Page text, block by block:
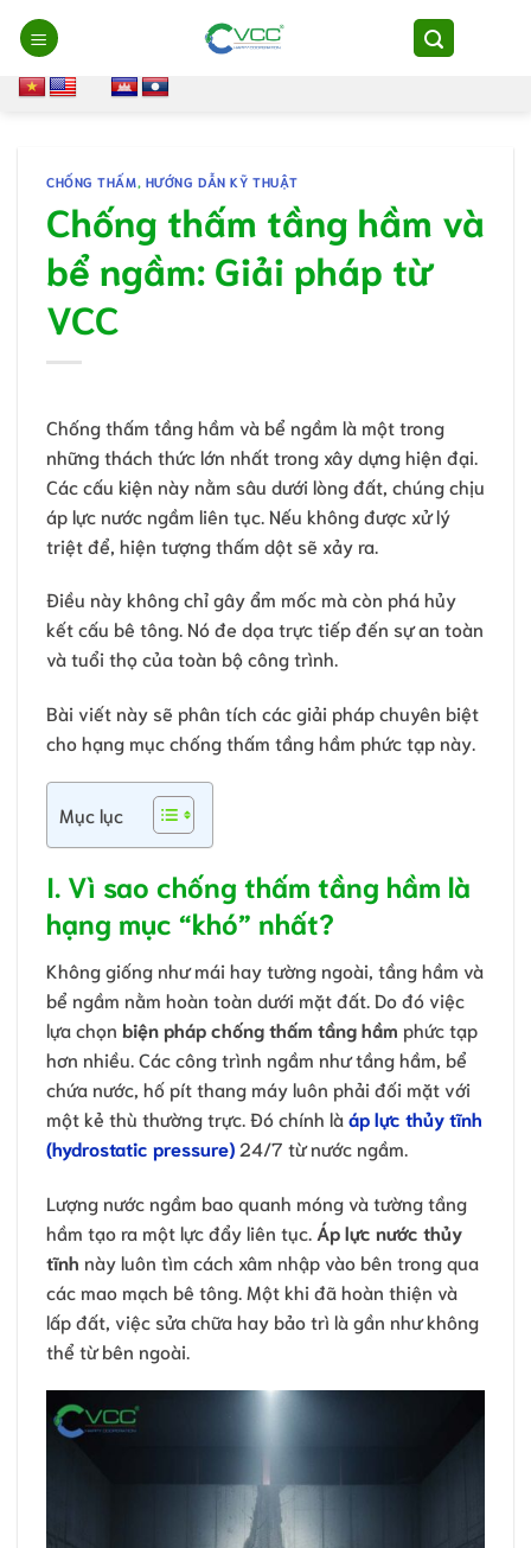
Chuyển
đến
nội
dung
CHỐNG THẤM, HƯỚNG DẪN KỸ THUẬT
Chống thấm tầng hầm và
bể ngầm: Giải pháp từ
VCC
Chống thấm tầng hầm và bể ngầm là một trong
những thách thức lớn nhất trong xây dựng hiện đại.
Các cấu kiện này nằm sâu dưới lòng đất, chúng chịu
áp lực nước ngầm liên tục. Nếu không được xử lý
triệt để, hiện tượng thấm dột sẽ xảy ra.
Điều này không chỉ gây ẩm mốc mà còn phá hủy
kết cấu bê tông. Nó đe dọa trực tiếp đến sự an toàn
và tuổi thọ của toàn bộ công trình.
Bài viết này sẽ phân tích các giải pháp chuyên biệt
cho hạng mục chống thấm tầng hầm phức tạp này.
Mục lục
I. Vì sao chống thấm tầng hầm là
hạng mục “khó” nhất?
Không giống như mái hay tường ngoài, tầng hầm và
bể ngầm nằm hoàn toàn dưới mặt đất. Do đó việc
lựa chọn biện pháp chống thấm tầng hầm phức tạp
hơn nhiều. Các công trình ngầm như tầng hầm, bể
chứa nước, hố pít thang máy luôn phải đối mặt với
một kẻ thù thường trực. Đó chính là áp lực thủy tĩnh
(hydrostatic pressure) 24/7 từ nước ngầm.
Lượng nước ngầm bao quanh móng và tường tầng
hầm tạo ra một lực đẩy liên tục. Áp lực nước thủy
tĩnh này luôn tìm cách xâm nhập vào bên trong qua
các mao mạch bê tông. Một khi đã hoàn thiện và
lấp đất, việc sửa chữa hay bảo trì là gần như không
thể từ bên ngoài.